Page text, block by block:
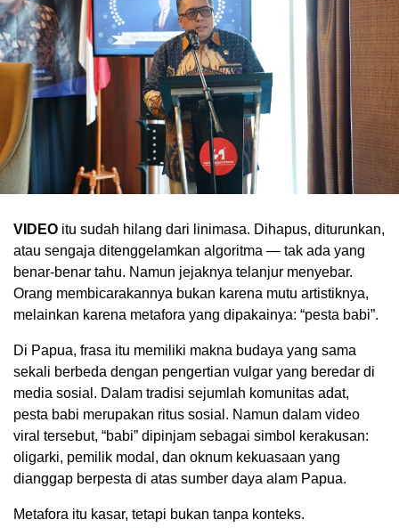
VIDEO itu sudah hilang dari linimasa. Dihapus, diturunkan,
atau sengaja ditenggelamkan algoritma — tak ada yang
benar-benar tahu. Namun jejaknya telanjur menyebar.
Orang membicarakannya bukan karena mutu artistiknya,
melainkan karena metafora yang dipakainya: “pesta babi”.
Di Papua, frasa itu memiliki makna budaya yang sama
sekali berbeda dengan pengertian vulgar yang beredar di
media sosial. Dalam tradisi sejumlah komunitas adat,
pesta babi merupakan ritus sosial. Namun dalam video
viral tersebut, “babi” dipinjam sebagai simbol kerakusan:
oligarki, pemilik modal, dan oknum kekuasaan yang
dianggap berpesta di atas sumber daya alam Papua.
Metafora itu kasar, tetapi bukan tanpa konteks.